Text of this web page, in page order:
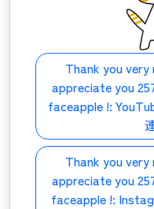
Thank you very
appreciate you 2571581 https://youtube.com
faceapple !:
Thank you very
appreciate you 2571581 https://youtube.com
faceapple !: